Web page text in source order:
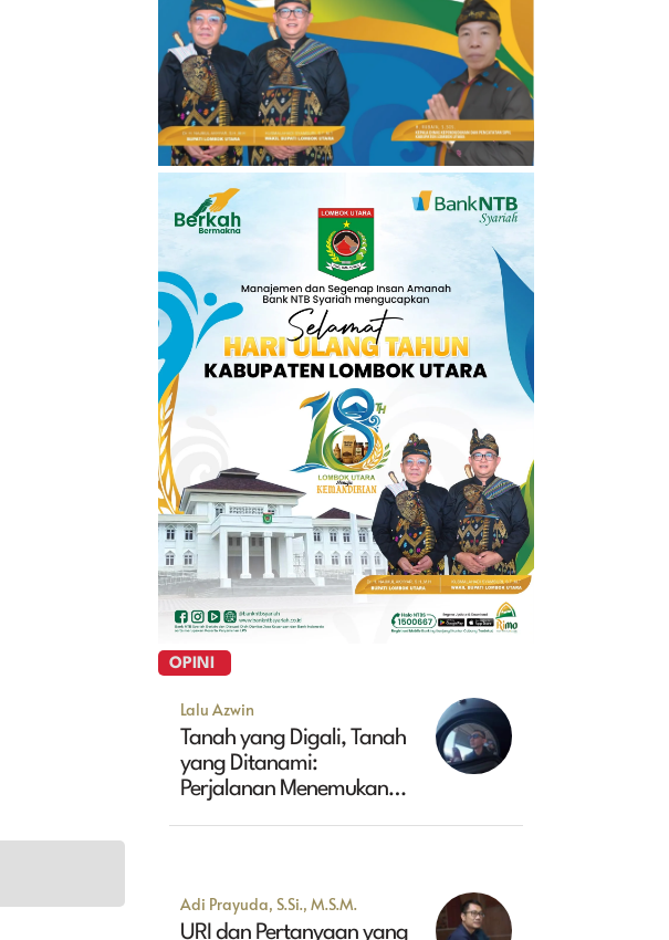
OPINI
Lalu Azwin
Tanah yang Digali, Tanah
yang Ditanami:
Perjalanan Menemukan
Adi Prayuda, S.Si., M.S.M.
URI dan Pertanyaan yang